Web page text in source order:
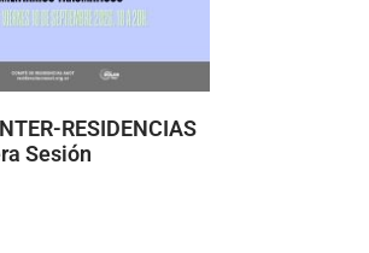
RESIDENCIAS
Sesión